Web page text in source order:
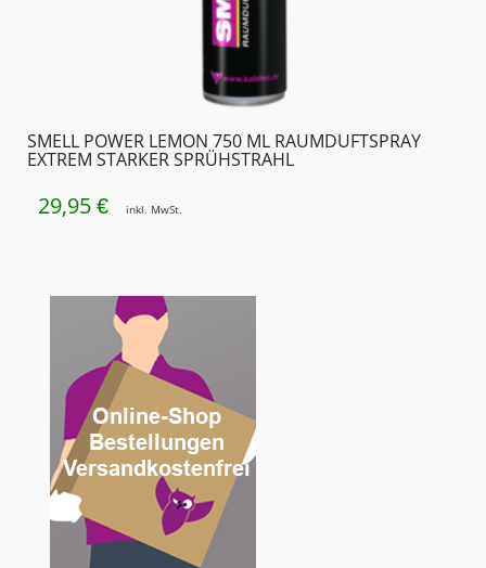
SMELL POWER LEMON 750 ML RAUMDUFTSPRAY
EXTREM STARKER SPRÜHSTRAHL
29,95 € inkl. MwSt.